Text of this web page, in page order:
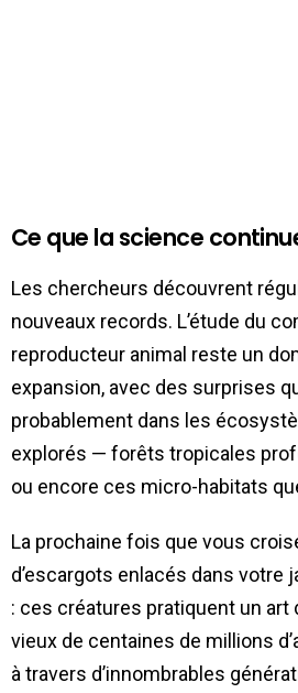
Ce que la science
Les chercheurs découvrent
nouveaux records. L’étude du
reproducteur animal reste un
expansion, avec des surprises
probablement dans les
explorés — forêts tropicales
ou encore ces micro-habitats
La prochaine fois que vous
d’escargots enlacés dans votre
: ces créatures pratiquent un art
vieux de centaines de millions
à travers d’innombrables